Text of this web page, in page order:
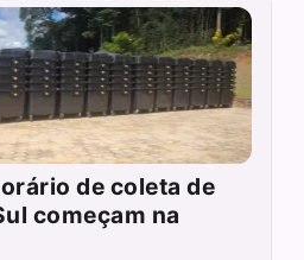
de coleta de
começam na